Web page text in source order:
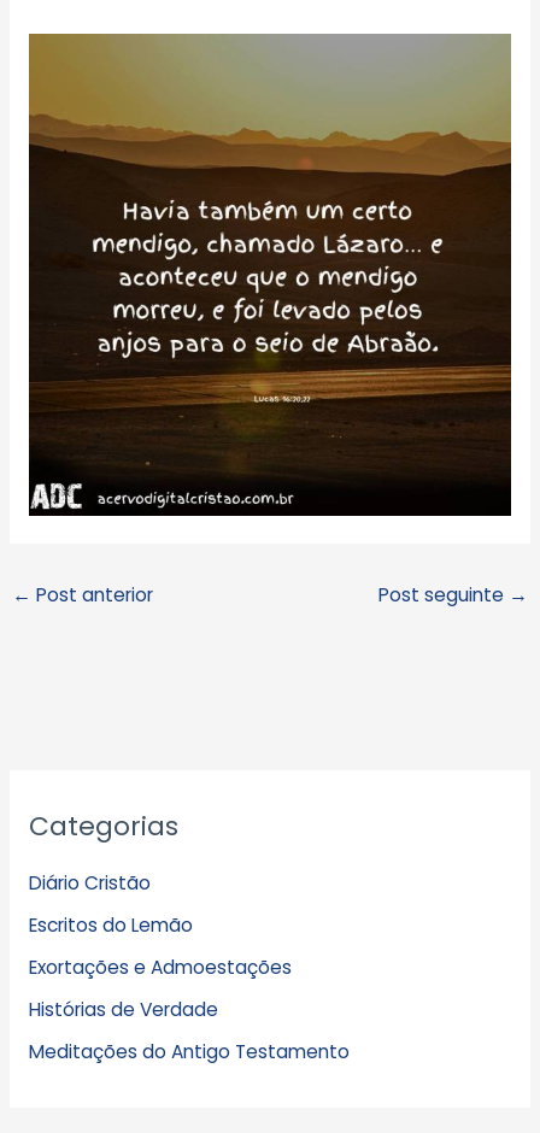
← Post anterior Post seguinte →
Categorias
Diário Cristão
Escritos do Lemão
Exortações e Admoestações
Histórias de Verdade
Meditações do Antigo Testamento
r
i
v
o
s